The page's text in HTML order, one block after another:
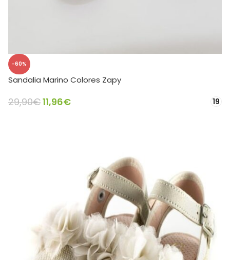
-60%
Sandalia Marino Colores Zapy
29,90€11,96€ 19